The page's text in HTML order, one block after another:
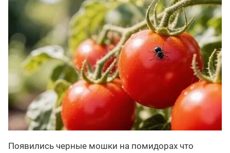
Появились черные мошки на помидорах что